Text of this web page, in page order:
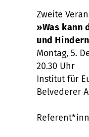
Zweite
»Was kann
und
Montag, 5.
20.30 Uhr
Institut für
Belvederer